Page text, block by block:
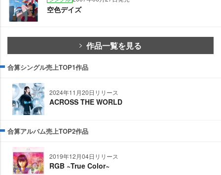
空色デイズ
作品一覧を見る
合算シングル売上TOP1作品
2024年11月20日リリース
ACROSS THE WORLD
合算アルバム売上TOP2作品
2019年12月04日リリース
RGB ~True Color~